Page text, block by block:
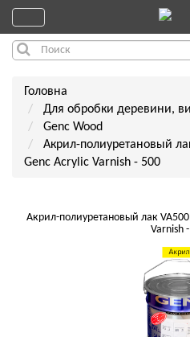
Головна
Для обробки деревини,
Genc Wood
Акрил-полиуретановый
Genc Acrylic Varnish - 500
Акрил-полиуретановый лак
Varnish